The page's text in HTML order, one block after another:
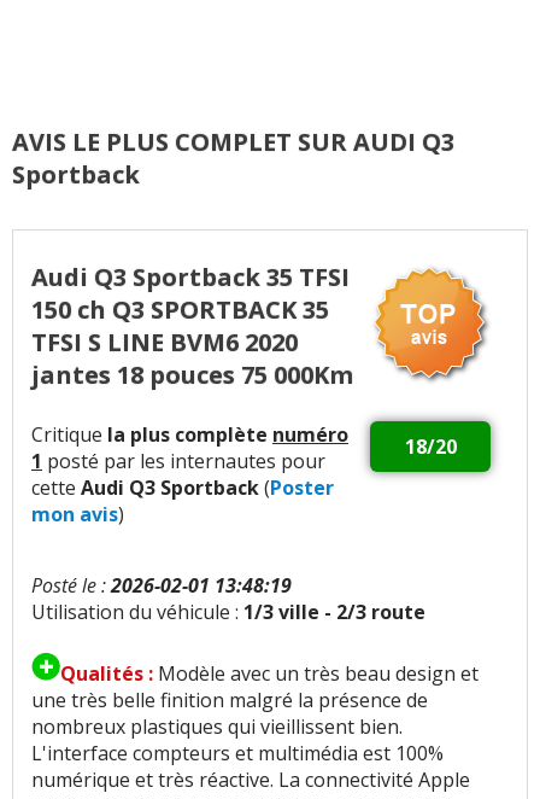
AVIS LE PLUS COMPLET SUR AUDI Q3
Sportback
Audi Q3 Sportback 35 TFSI
150 ch Q3 SPORTBACK 35
TFSI S LINE BVM6 2020
jantes 18 pouces 75 000Km
18/20
Critique la plus complète numéro
1 posté par les internautes pour
cette Audi Q3 Sportback(Poster
mon avis)
Posté le :2026-02-01 13:48:19
Utilisation du véhicule : 1/3 ville - 2/3 route
Qualités : Modèle avec un très beau design et
une très belle finition malgré la présence de
nombreux plastiques qui vieillissent bien.
L'interface compteurs et multimédia est 100%
numérique et très réactive. La connectivité Apple